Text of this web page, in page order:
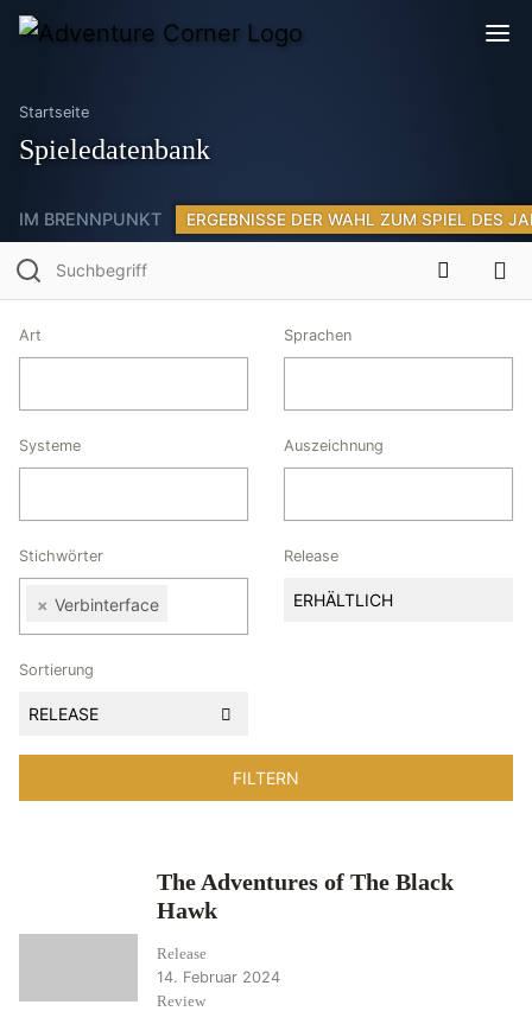
Startseite
Spieledatenbank
IM BRENNPUNKT ERGEBNISSE DER WAHL ZUM SPIEL DES
Art Sprachen
Systeme Auszeichnung
Stichwörter
× Verbinterface
Release
ERHÄLTLICH
Sortierung
RELEASE
The Adventures of The Black
Hawk
Release
14. Februar 2024
Review